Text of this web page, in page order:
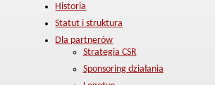
Historia
Statut i struktura
Dla partnerów
Strategia CSR
Sponsoring działania